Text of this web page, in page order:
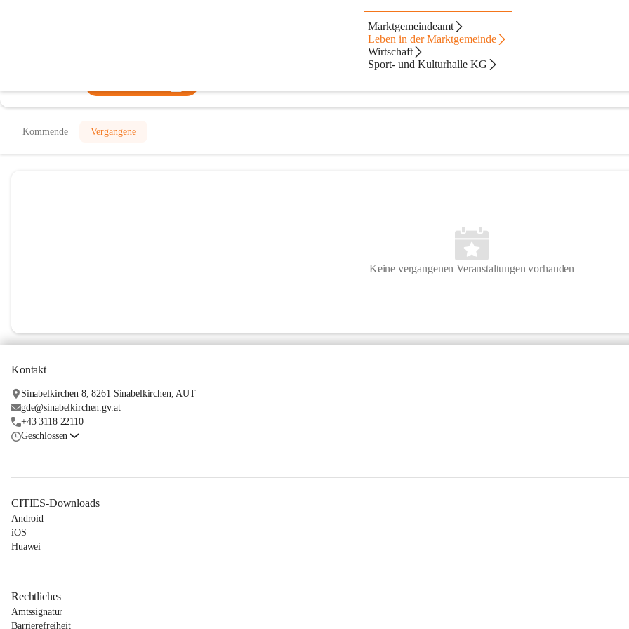
Marktgemeindeamt
Leben in der Marktgemeinde
Wirtschaft
Sport- und Kulturhalle KG
Kommende Vergangene
Keine vergangenen Veranstaltungen vorhanden
Kontakt
Sinabelkirchen 8, 8261 Sinabelkirchen, AUT
gde@sinabelkirchen.gv.at
+43 3118 22110
Geschlossen
CITIES-Downloads
Android
iOS
Huawei
Rechtliches
Amtssignatur
Barrierefreiheit